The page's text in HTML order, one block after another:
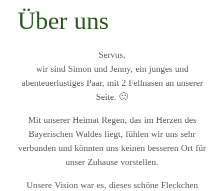
Über uns
Servus,
wir sind Simon und Jenny, ein junges und
abenteuerlustiges Paar, mit 2 Fellnasen an unserer
Seite. 🙂
Mit unserer Heimat Regen, das im Herzen des
Bayerischen Waldes liegt, fühlen wir uns sehr
verbunden und könnten uns keinen besseren Ort für
unser Zuhause vorstellen.
Unsere Vision war es, dieses schöne Fleckchen